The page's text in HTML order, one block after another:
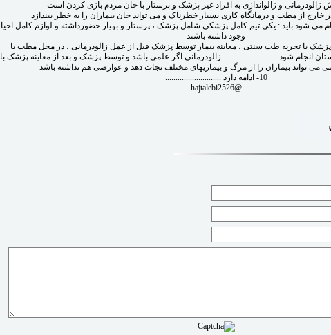
می شود باید : یکی تیم کامل پزشکی شامل پزشک ، پرستار و بهیار حضورداشته و لوازم کامل احیا
وجود داشته باشند
پزشک با تجربه طب سنتی ، معاینه بیمار توسط پزشک قبل از عمل زالودرمانی ، در محل مطب یا
انجام شود ...........................زالودرمانی اگر علمی باشد و توسط پزشک و بعد از معاینه پزشک با
می تواند بیماران را از مرگ و بیماریهای مختلف نجات دهد و عوارضی هم نداشته باشد
10- ادامه دارد ...........................
@hajtalebi2526